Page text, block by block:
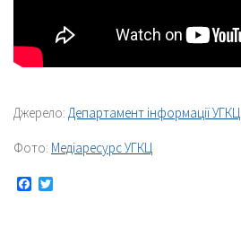
Джерело: Департамент інформації УГКЦ
Фото: Медіаресурс УГКЦ
Facebook